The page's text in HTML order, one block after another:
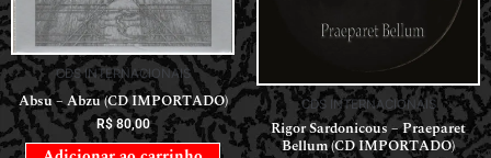
CDS INTERNACIONAIS
Absu – Abzu (CD IMPORTADO)
R$80,00
CDS INTERNACIONAIS
Rigor Sardonicous – Praeparet
Bellum (CD IMPORTADO)